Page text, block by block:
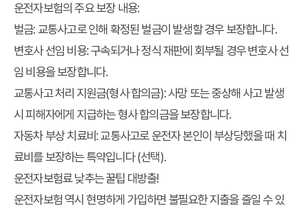
운전자보험의 주요 보장 내용:
벌금: 교통사고로 인해 확정된 벌금이 발생할 경우 보장합니다.
변호사 선임 비용: 구속되거나 정식 재판에 회부될 경우 변호사 선
임 비용을 보장합니다.
교통사고 처리 지원금(형사 합의금): 사망 또는 중상해 사고 발생
시 피해자에게 지급하는 형사 합의금을 보장합니다.
자동차 부상 치료비 : 교통사고로 운전자 본인이 부상당했을 때 치
료비를 보장하는 특약입니다 (선택).
운전자보험료 낮추는 꿀팁 대방출!
운전자보험 역시 현명하게 가입하면 불필요한 지출을 줄일 수 있